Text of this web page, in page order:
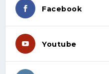
Facebook
Youtube